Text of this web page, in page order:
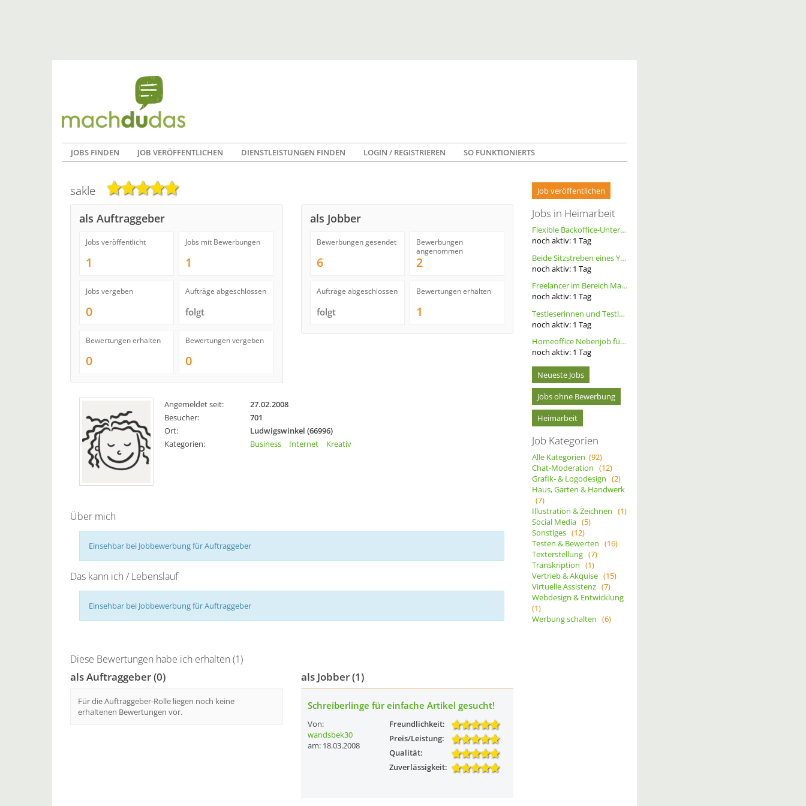
JOBS FINDEN JOB VERÖFFENTLICHEN DIENSTLEISTUNGEN FINDEN LOGIN / REGISTRIEREN SO FUNKTIONIERTS
sakle
als Auftraggeber
Jobs veröffentlicht
1
Jobs mit Bewerbungen
1
Jobs vergeben
0
Aufträge abgeschlossen
folgt
Bewertungen erhalten
0
Bewertungen vergeben
0
als Jobber
Bewerbungen gesendet
6
Bewerbungen
angenommen
2
Aufträge abgeschlossen
folgt
Bewertungen erhalten
1
Angemeldet seit:
27.02.2008
Besucher:
701
Ort:
Ludwigswinkel (66996)
Kategorien:
Business Internet Kreativ
Über mich
Einsehbar bei Jobbewerbung für Auftraggeber
Das kann ich / Lebenslauf
Einsehbar bei Jobbewerbung für Auftraggeber
Diese Bewertungen habe ich erhalten (1)
als Auftraggeber (0)
Für die Auftraggeber-Rolle liegen noch keine
erhaltenen Bewertungen vor.
als Jobber (1)
Schreiberlinge für einfache Artikel gesucht!
Von:
wandsbek30
am: 18.03.2008
Freundlichkeit:
Preis/Leistung:
Qualität:
Zuverlässigkeit:
Job veröffentlichen
Jobs in Heimarbeit
Flexible Backoffice-Unterstützung im Homeoffice (m/w/d)
noch aktiv: 1 Tag
Beide Sitzstreben eines YT Capra cf pro race ersetzen, Größe S, Carbon, Schwarz
noch aktiv: 1 Tag
Freelancer im Bereich Marketing
noch aktiv: 1 Tag
Testleserinnen und Testleser für neues Buch gesucht
noch aktiv: 1 Tag
Homeoffice Nebenjob für Datenerfassung & Terminmanagement – 100 % Remote als Freelancer m/w/d
noch aktiv: 1 Tag
Neueste Jobs
Jobs ohne Bewerbung
Heimarbeit
Job Kategorien
Alle Kategorien (92)
Chat-Moderation (12)
Grafik- & Logodesign (2)
Haus, Garten & Handwerk
(7)
Illustration & Zeichnen (1)
Social Media (5)
Sonstiges (12)
Testen & Bewerten (16)
Texterstellung (7)
Transkription (1)
Vertrieb & Akquise (15)
Virtuelle Assistenz (7)
Webdesign & Entwicklung
(1)
Werbung schalten (6)